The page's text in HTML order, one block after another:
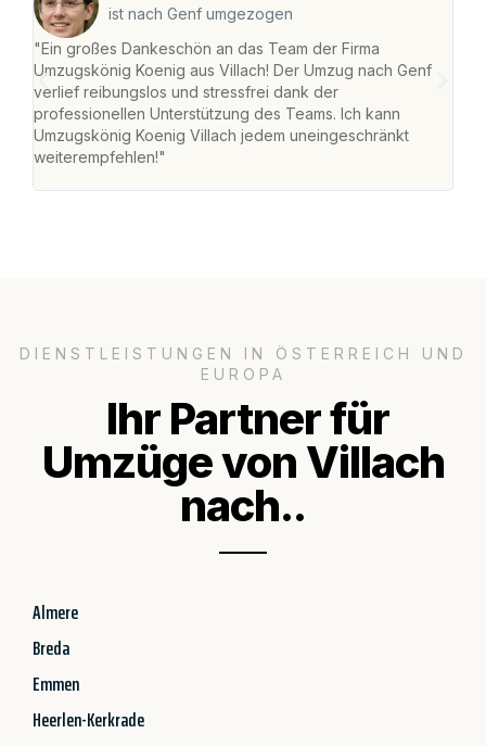
ist nach Genf umgezogen
"Ein großes Dankeschön an das Team der Firma
Umzugskönig Koenig aus Villach! Der Umzug nach Genf
verlief reibungslos und stressfrei dank der
professionellen Unterstützung des Teams. Ich kann
Umzugskönig Koenig Villach jedem uneingeschränkt
weiterempfehlen!"
DIENSTLEISTUNGEN IN ÖSTERREICH UND
EUROPA
Ihr Partner für
Umzüge von Villach
nach..
Almere
Breda
Emmen
Heerlen-Kerkrade